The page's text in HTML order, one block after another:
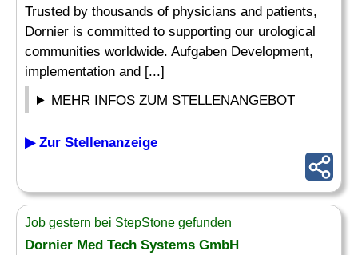
Trusted by thousands of physicians and patients,
Dornier is committed to supporting our urological
communities worldwide. Aufgaben Development,
implementation and [...]
MEHR INFOS ZUM STELLENANGEBOT
▶ Zur Stellenanzeige
Job gestern bei StepStone gefunden
Dornier Med Tech Systems GmbH